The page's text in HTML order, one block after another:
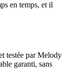
en temps, et il
testée par Melody
garanti, sans